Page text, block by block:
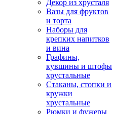
Декор из хрусталя
Вазы для фруктов
и торта
Наборы для
крепких напитков
и вина
Графины,
кувшины и штофы
хрустальные
Стаканы, стопки и
кружки
хрустальные
Рюмки и фужеры